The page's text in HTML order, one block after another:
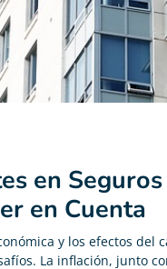
en
en Cuenta
y los efectos del
La inflación, junto